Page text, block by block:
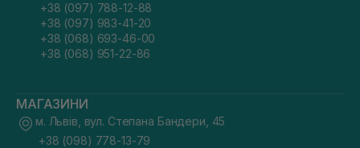
+38 (097) 788-12-88
+38 (097) 983-41-20
+38 (068) 693-46-00
+38 (068) 951-22-86
МАГАЗИНИ
м. Львів, вул. Степана Бандери, 45
+38 (098) 778-13-79